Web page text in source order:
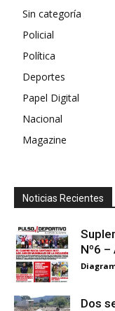
Sin categoría
Policial
Política
Deportes
Papel Digital
Nacional
Magazine
Noticias Recientes
Nº6
Dos